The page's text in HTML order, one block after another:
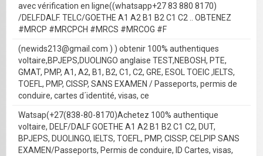
avec vérification en ligne((whatsapp+27 83 880 8170)
/DELF.DALF. TELC/GOETHE A1 A2 B1 B2 C1 C2 .. OBTENEZ
#MRCP #MRCPCH #MRCS #MRCOG #F
(newids213@gmail.com ) ) obtenir 100% authentiques
voltaire,BPJEPS,DUOLINGO anglaise TEST,NEBOSH, PTE,
GMAT, PMP, A1, A2, B1, B2, C1, C2, GRE, ESOL TOEIC ,IELTS,
TOEFL, PMP, CISSP, SANS EXAMEN / Passeports, permis de
conduire, cartes d´identité, visas, ce
Watsap(+27(838-80-8170)Achetez 100% authentique
voltaire, DELF/DALF GOETHE A1 A2 B1 B2 C1 C2, DUT,
BPJEPS, DUOLINGO, IELTS, TOEFL, PMP, CISSP, CELPIP SANS
EXAMEN/Passeports, Permis de conduire, ID Cartes, visas,